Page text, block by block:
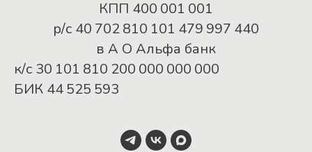
КПП 400 001 001
р/с 40 702 810 101 479 997 440
в А О Альфа банк
к/с 30 101 810 200 000 000 000
БИК 44 525 593